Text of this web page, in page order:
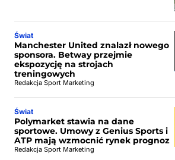
Świat
Manchester United znalazł nowego
sponsora. Betway przejmie
ekspozycję na strojach
treningowych
Redakcja Sport Marketing
Świat
Polymarket stawia na dane
sportowe. Umowy z Genius Sports i
ATP mają wzmocnić rynek prognoz
Redakcja Sport Marketing